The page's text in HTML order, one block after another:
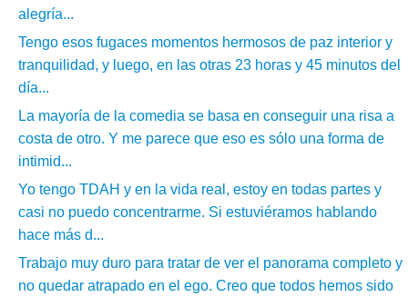
alegría...
Tengo esos fugaces momentos hermosos de paz interior y
tranquilidad, y luego, en las otras 23 horas y 45 minutos del
día...
La mayoría de la comedia se basa en conseguir una risa a
costa de otro. Y me parece que eso es sólo una forma de
intimid...
Yo tengo TDAH y en la vida real, estoy en todas partes y
casi no puedo concentrarme. Si estuviéramos hablando
hace más d...
Trabajo muy duro para tratar de ver el panorama completo y
no quedar atrapado en el ego. Creo que todos hemos sido